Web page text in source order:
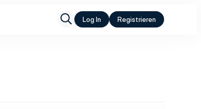
Log In Registrieren